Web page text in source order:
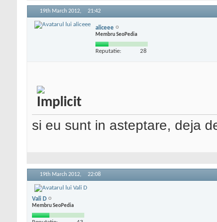
19th March 2012, 21:42
aliceee
Membru SeoPedia
Reputatie: 28
si eu sunt in asteptare, deja
19th March 2012, 22:08
Vali D
Membru SeoPedia